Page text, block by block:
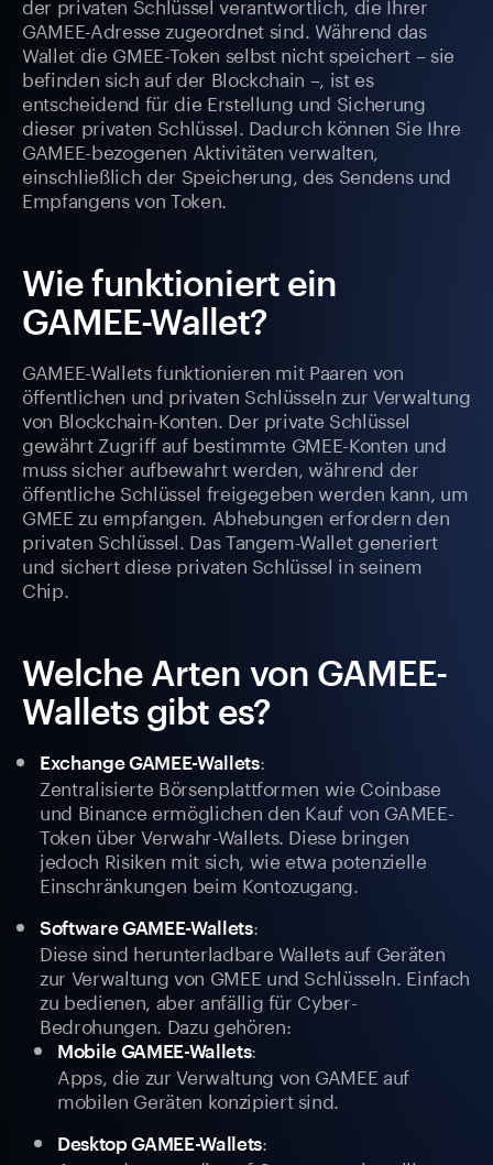
GAMEE-Adresse zugeordnet sind. Während das
Wallet die GMEE-Token selbst nicht speichert – sie
befinden sich auf der Blockchain –, ist es
entscheidend für die Erstellung und Sicherung
dieser privaten Schlüssel. Dadurch können Sie Ihre
GAMEE-bezogenen Aktivitäten verwalten,
einschließlich der Speicherung, des Sendens und
Empfangens von Token.
Wie funktioniert ein
GAMEE-Wallet?
GAMEE-Wallets funktionieren mit Paaren von
öffentlichen und privaten Schlüsseln zur Verwaltung
von Blockchain-Konten. Der private Schlüssel
gewährt Zugriff auf bestimmte GMEE-Konten und
muss sicher aufbewahrt werden, während der
öffentliche Schlüssel freigegeben werden kann, um
GMEE zu empfangen. Abhebungen erfordern den
privaten Schlüssel. Das Tangem-Wallet generiert
und sichert diese privaten Schlüssel in seinem
Chip.
Welche Arten von GAMEE-
Wallets gibt es?
Exchange GAMEE-Wallets:
Zentralisierte Börsenplattformen wie Coinbase
und Binance ermöglichen den Kauf von GAMEE-
Token über Verwahr-Wallets. Diese bringen
jedoch Risiken mit sich, wie etwa potenzielle
Einschränkungen beim Kontozugang.
Software GAMEE-Wallets:
Diese sind herunterladbare Wallets auf Geräten
zur Verwaltung von GMEE und Schlüsseln. Einfach
zu bedienen, aber anfällig für Cyber-
Bedrohungen. Dazu gehören:
Mobile GAMEE-Wallets:
Apps, die zur Verwaltung von GAMEE auf
mobilen Geräten konzipiert sind.
Desktop GAMEE-Wallets: